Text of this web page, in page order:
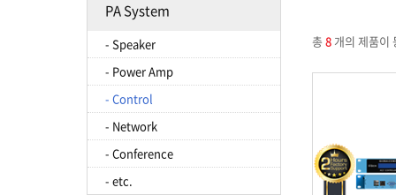
PA System
- Speaker
- Power Amp
- Control
- Network
- Conference
- etc.
총8개의 제품이